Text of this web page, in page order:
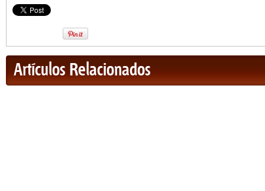
Artículos Relacionados